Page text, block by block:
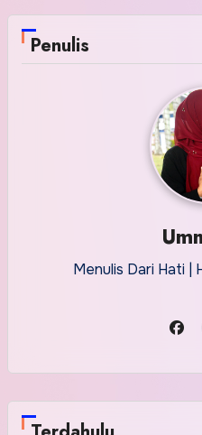
Penulis
Menulis Dari Hati |